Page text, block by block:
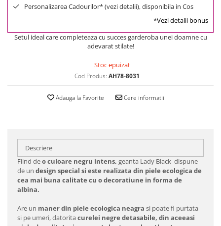
Personalizarea Cadourilor* (vezi detalii), disponibila in Cos
*Vezi detalii bonus
Setul ideal care completeaza cu succes garderoba unei doamne cu
adevarat stilate!
Stoc epuizat
Cod Produs: AH78-8031
Adauga la Favorite Cere informatii
Descriere
Fiind deo culoare negru intens, geanta Lady Black dispune
de un design special si este realizata din piele ecologica de
cea mai buna calitate cu o decoratiune in forma de
albina.
Are un maner din piele ecologica neagra si poate fi purtata
si pe umeri, datoritacurelei negre detasabile, din aceeasi